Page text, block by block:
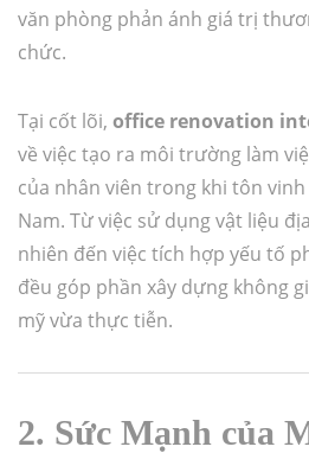
văn phòng phản ánh giá trị
chức.
Tại cốt lõi, office renovation
về việc tạo ra môi trường làm
của nhân viên trong khi tôn
Nam. Từ việc sử dụng vật liệu
nhiên đến việc tích hợp yếu tố
đều góp phần xây dựng không
mỹ vừa thực tiễn.
2. Sức Mạnh của